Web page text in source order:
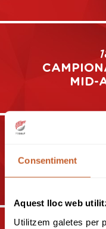
Consentiment
Aquest lloc web
Utilitzem galetes per
MID-